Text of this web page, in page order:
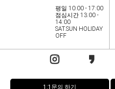
평일 10:00 - 17:00
점심시간 13:00 -
14:00
SAT.SUN HOLIDAY
OFF
1:1문의 하기